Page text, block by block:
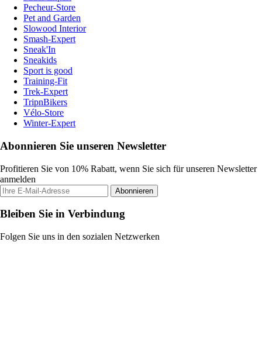
Pecheur-Store
Pet and Garden
Slowood Interior
Smash-Expert
Sneak'In
Sneakids
Sport is good
Training-Fit
Trek-Expert
TripnBikers
Vélo-Store
Winter-Expert
Abonnieren Sie unseren Newsletter
Profitieren Sie von 10% Rabatt, wenn Sie sich für unseren Newsletter
anmelden
Abonnieren
Bleiben Sie in Verbindung
Folgen Sie uns in den sozialen Netzwerken